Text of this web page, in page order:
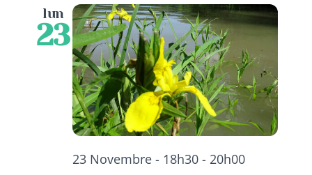
lun
23
23 Novembre - 18h30- 20h00